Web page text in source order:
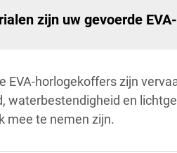
zijn uw gevoerde
EVA-horlogekoffers zijn
waterbestendigheid en
mee te nemen zijn.